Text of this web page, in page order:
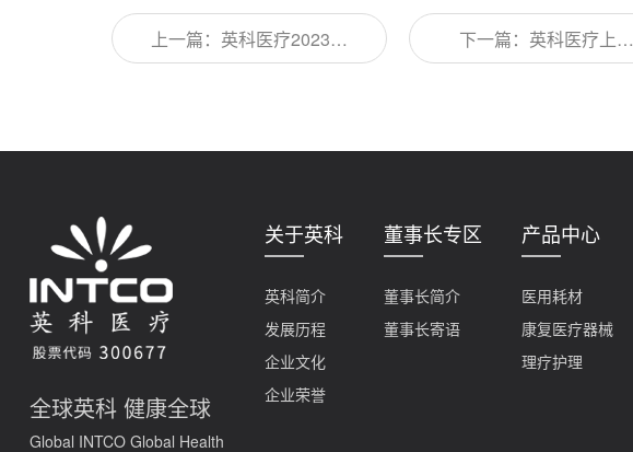
上一篇：英科医疗2023年
下一篇：英科医疗上榜
全球英科 健康全球
Global INTCO Global Health
关于英科
英科简介
发展历程
企业文化
企业荣誉
董事长专区
董事长简介
董事长寄语
产品中心
医用耗材
康复医疗器械
理疗护理